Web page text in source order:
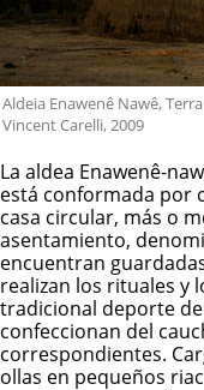
Aldeia Enawenê Nawê,
Vincent Carelli, 2009
La aldea Enawenê-
está conformada por
casa circular, más o
asentamiento,
encuentran
realizan los rituales y
tradicional deporte
confeccionan del
correspondientes.
ollas en pequeños